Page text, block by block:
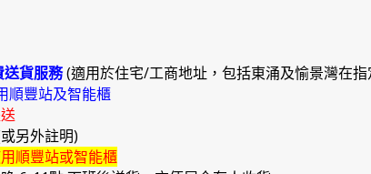
送貨服務(適用於住宅/工商地址，包括東涌及愉景灣在指
順豐站及智能櫃
另外註明)
順豐站或智能櫃